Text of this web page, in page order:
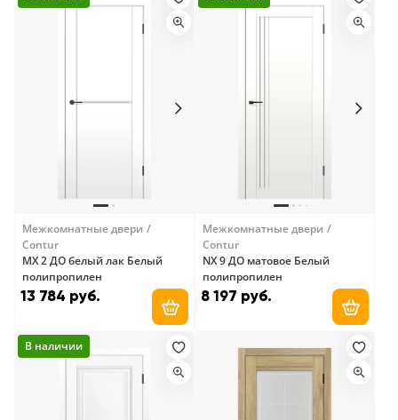
Межкомнатные двери
Contur
MX 2 ДО белый лак Белый
полипропилен
13 784 руб.
Добавить в корзину
Межкомнатные двери
Contur
NX 9 ДО матовое Белый
полипропилен
8 197 руб.
В наличии